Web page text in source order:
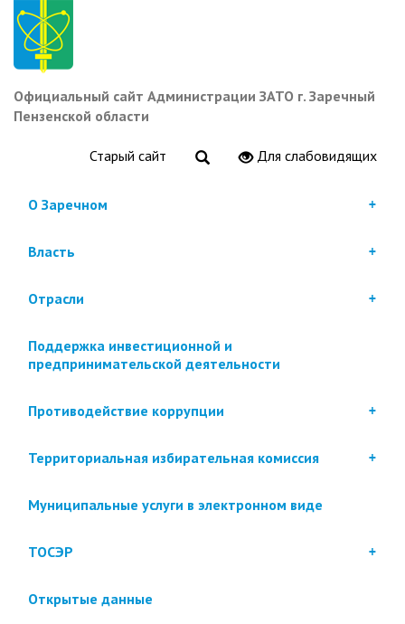
Перейти
основному
содержанию
Официальный сайт Администрации ЗАТО г. Заречный
Пензенской области
Старый сайт Для слабовидящих
О Заречном
Власть
Отрасли
Поддержка инвестиционной и
предпринимательской деятельности
Противодействие коррупции
Территориальная избирательная комиссия
Муниципальные услуги в электронном виде
ТОСЭР
Открытые данные